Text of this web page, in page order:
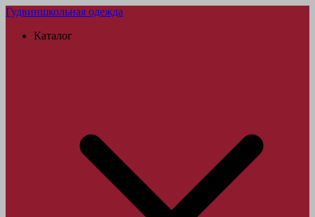
Гудвиншкольная одежда
Каталог